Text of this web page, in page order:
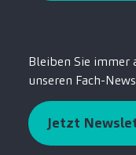
Bleiben Sie
unseren Fach-
Jetzt